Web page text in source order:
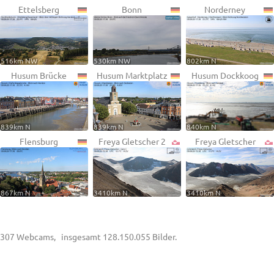
Ettelsberg
516km NW
Bonn
530km NW
Norderney
802km N
Husum Brücke
839km N
Husum Marktplatz
839km N
Husum Dockkoog
840km N
Flensburg
867km N
Freya Gletscher 2
3410km N
Freya Gletscher
3410km N
307 Webcams, insgesamt 128.150.055 Bilder.